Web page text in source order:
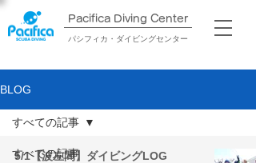
Pacifica Diving Center​
パシフィカ・ダイビングセンター
BLOG
すべての記事
すべての記事
5/1【波左間】ダイビングLOG